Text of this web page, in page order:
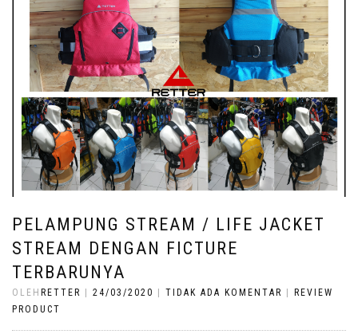
PELAMPUNG STREAM / LIFE JACKET
STREAM DENGAN FICTURE
TERBARUNYA
OLEH RETTER 24/03/2020 TIDAK ADA KOMENTAR
REVIEW
PRODUCT